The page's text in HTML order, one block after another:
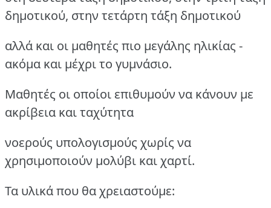
δημοτικού, στην τετάρτη τάξη δημοτικού
αλλά και οι μαθητές πιο μεγάλης ηλικίας -
ακόμα και μέχρι το γυμνάσιο.
Μαθητές οι οποίοι επιθυμούν να κάνουν με
ακρίβεια και ταχύτητα
νοερούς υπολογισμούς χωρίς να
χρησιμοποιούν μολύβι και χαρτί.
Τα υλικά που θα χρειαστούμε: